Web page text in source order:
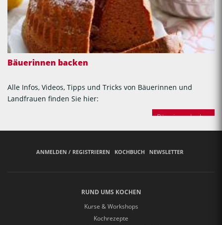
Bäuerinnen backen
Alle Infos, Videos, Tipps und Tricks von Bäuerinnen und
Landfrauen finden Sie hier:
Bäuerinnen backen
ANMELDEN / REGISTRIEREN KOCHBUCH NEWSLETTER
RUND UMS KOCHEN
Kurse & Workshops
Kochrezepte